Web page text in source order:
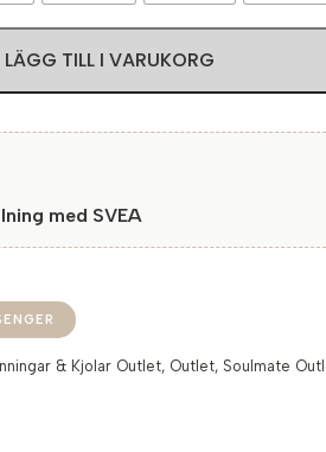
LÄGG TILL I VARUKORG
med SVEA
& Kjolar Outlet, Outlet, Soulmate